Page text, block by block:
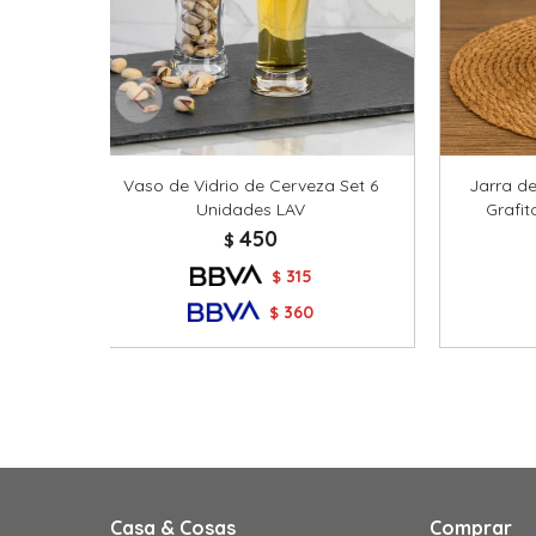
Vaso de Vidrio de Cerveza Set 6
Unidades LAV
$ 450
$ 315
$ 360
Jarra
Casa & Cosas Comprar